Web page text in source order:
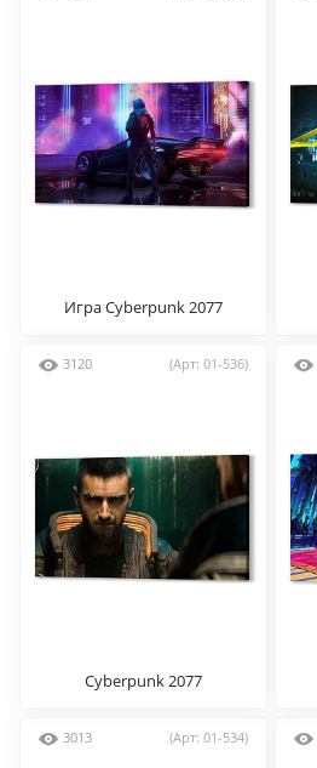
Игра Cyberpunk 2077
3120 (Арт: 01-536)
Cyberpunk 2077
3013 (Арт: 01-534)